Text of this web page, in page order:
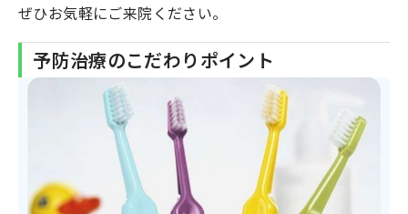
ぜひお気軽にご来院ください。
予防治療のこだわりポイント